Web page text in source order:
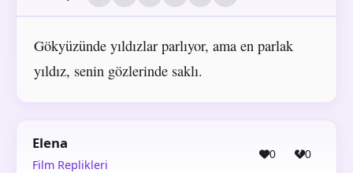
Gökyüzünde yıldızlar parlıyor, ama en parlak
yıldız, senin gözlerinde saklı.
Elena
Film Replikleri
0 0